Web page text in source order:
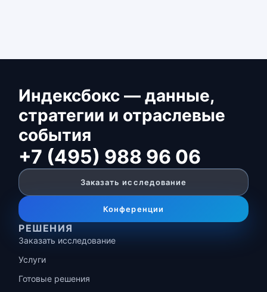
Индексбокс — данные,
стратегии и отраслевые
события
+7 (495) 988 96 06
Заказать исследование
Конференции
РЕШЕНИЯ
Заказать исследование
Услуги
Готовые решения